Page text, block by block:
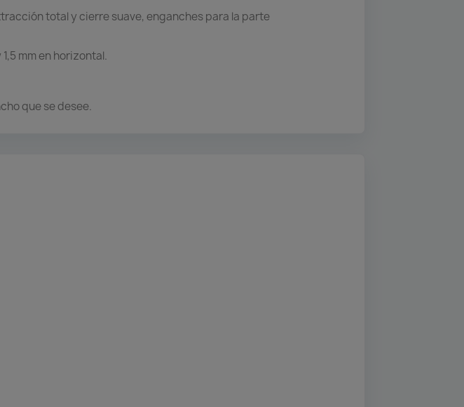
total y cierre suave, enganches para la parte
mm en horizontal.
que se desee.